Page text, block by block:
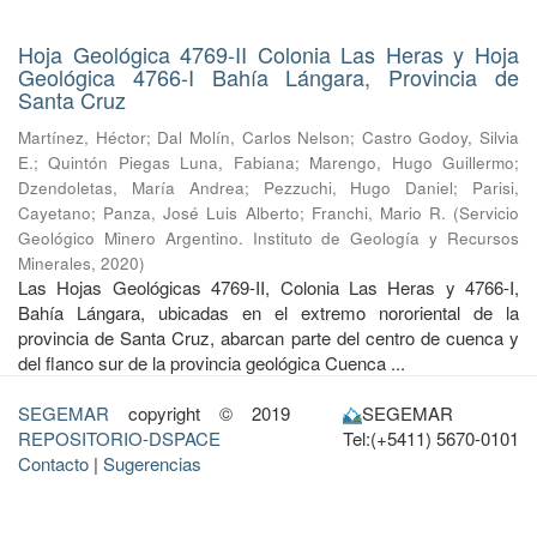
Hoja Geológica 4769-II Colonia Las Heras y Hoja
Geológica 4766-I Bahía Lángara, Provincia de
Santa Cruz
Martínez, Héctor; Dal Molín, Carlos Nelson; Castro Godoy, Silvia
E.;Quintón Piegas Luna, Fabiana; Marengo, Hugo Guillermo;
Dzendoletas, María Andrea; Pezzuchi, Hugo Daniel; Parisi,
Cayetano; Panza, José Luis Alberto; Franchi, Mario R. (Servicio
Geológico Minero Argentino. Instituto de Geología y Recursos
Minerales, 2020)
Las Hojas Geológicas 4769-II, Colonia Las Heras y 4766-I,
Bahía Lángara, ubicadas en el extremo nororiental de la
provincia de Santa Cruz, abarcan parte del centro de cuenca y
del flanco sur de la provincia geológica Cuenca ...
SEGEMAR copyright © 2019
REPOSITORIO-DSPACE
Contacto | Sugerencias
SEGEMAR
Tel:(+5411) 5670-0101